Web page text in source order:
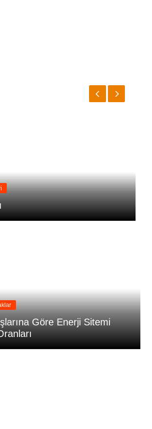
Genel
Bedava Elektrik Üreten Cihazı
Yaptı
Göre Enerji Sitemi